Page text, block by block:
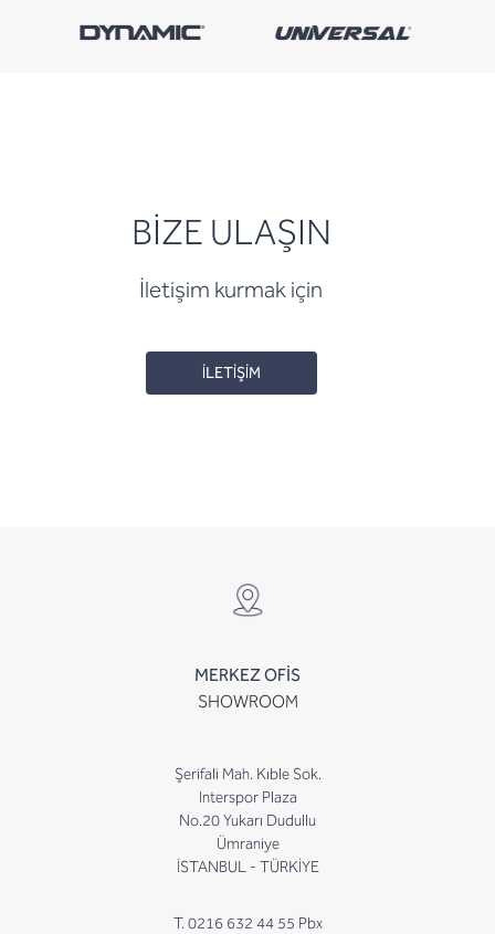
BİZE ULAŞIN
İletişim kurmak için
İLETİŞİM
MERKEZ OFİS
SHOWROOM
Şerifali Mah. Kıble Sok.
Interspor Plaza
No.20 Yukarı Dudullu
Ümraniye
İSTANBUL - TÜRKİYE
T. 0216 632 44 55 Pbx